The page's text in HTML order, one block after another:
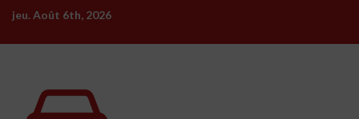
Skip
content
jeu. Août 6th, 2026